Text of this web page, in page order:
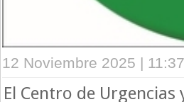
12 Noviembre 2025 |
El Centro de